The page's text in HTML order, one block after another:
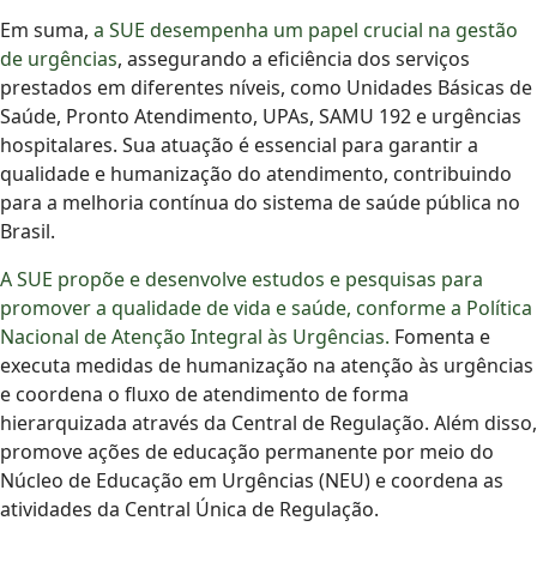
Em suma, a SUE desempenha um papel crucial na gestão
de urgências, assegurando a eficiência dos serviços
prestados em diferentes níveis, como Unidades Básicas de
Saúde, Pronto Atendimento, UPAs, SAMU 192 e urgências
hospitalares. Sua atuação é essencial para garantir a
qualidade e humanização do atendimento, contribuindo
para a melhoria contínua do sistema de saúde pública no
Brasil.
A SUE propõe e desenvolve estudos e pesquisas para
promover a qualidade de vida e saúde, conforme a Política
Nacional de Atenção Integral às Urgências. Fomenta e
executa medidas de humanização na atenção às urgências
e coordena o fluxo de atendimento de forma
hierarquizada através da Central de Regulação. Além disso,
promove ações de educação permanente por meio do
Núcleo de Educação em Urgências (NEU) e coordena as
atividades da Central Única de Regulação.